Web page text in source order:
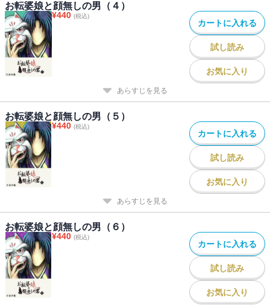
お転婆娘と顔無しの男（４）
¥440 (税込)
カートに入れる
試し読み
お気に入り
あらすじを見る
お転婆娘と顔無しの男（５）
¥440 (税込)
カートに入れる
試し読み
お気に入り
あらすじを見る
お転婆娘と顔無しの男（６）
¥440 (税込)
カートに入れる
試し読み
お気に入り